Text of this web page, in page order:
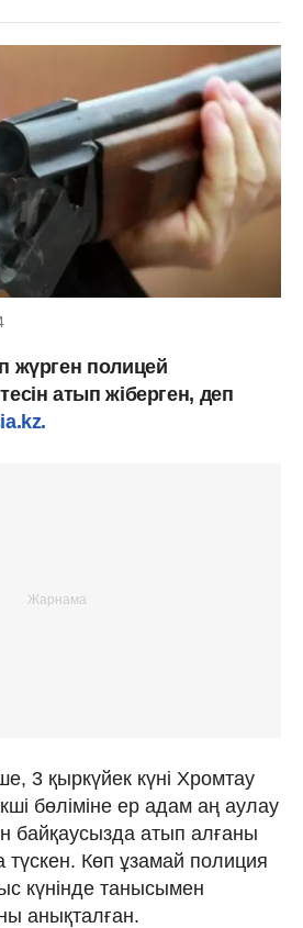
жүрген полицей
атып жіберген, деп
3 қыркүйек күні Хромтау
бөліміне ер адам аң аулау
байқаусызда атып алғаны
Көп ұзамай полиция
күнінде танысымен
анықталған.